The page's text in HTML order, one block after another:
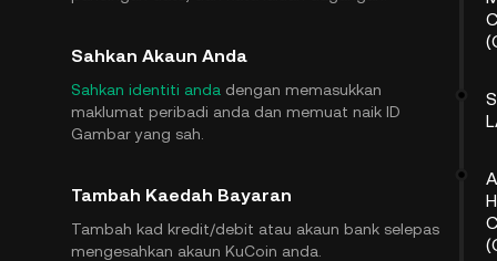
Sahkan Akaun Anda
Sahkan identiti anda dengan memasukkan
maklumat peribadi anda dan memuat naik ID
Gambar yang sah.
Tambah Kaedah Bayaran
Tambah kad kredit/debit atau akaun bank selepas
mengesahkan akaun KuCoin anda.